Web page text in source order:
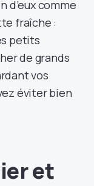
d’eux comme
fraîche :
petits
de grands
vos
éviter bien
et